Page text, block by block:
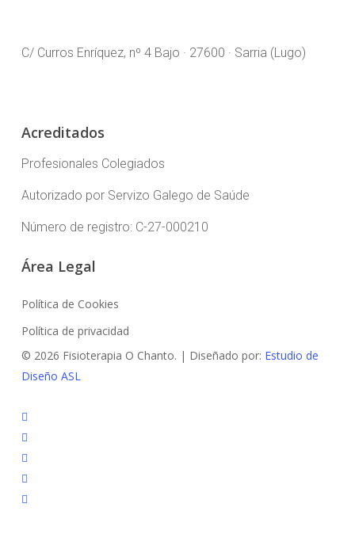
C/ Curros Enríquez, nº 4 Bajo · 27600 · Sarria (Lugo)
Acreditados
Profesionales Colegiados
Autorizado por Servizo Galego de Saúde
Número de registro: C-27-000210
Área Legal
Política de Cookies
Política de privacidad
© 2026 Fisioterapia O Chanto. | Diseñado por: Estudio de
Diseño ASL
facebook
instagram
whatsapp
phone
email